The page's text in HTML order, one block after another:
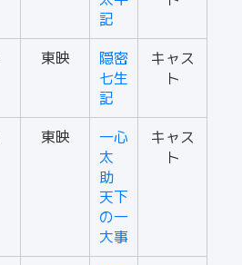
記
東映
隠密
七生
記
キャス
ト
東映
一心
太
助
天下
の一
大事
キャス
ト